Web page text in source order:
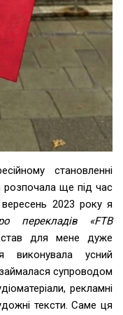
становленні
розпочала ще під час
2023 року я
перекладів «FTB
для мене дуже
усний
супроводом
рекламні
тексти. Саме ця